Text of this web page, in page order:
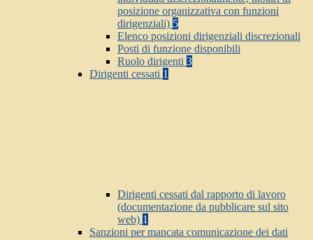
posizione organizzativa con funzioni
dirigenziali) 5
Elenco posizioni dirigenziali discrezionali
Posti di funzione disponibili
Ruolo dirigenti 3
Dirigenti cessati 1
Dirigenti cessati dal rapporto di lavoro
(documentazione da pubblicare sul sito
web) 1
Sanzioni per mancata comunicazione dei dati